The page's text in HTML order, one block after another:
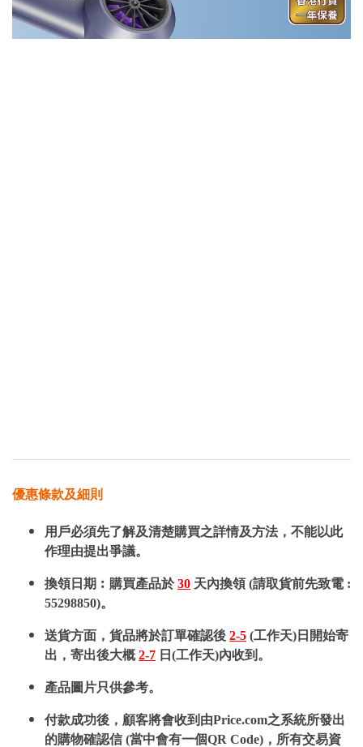
優惠條款及細則
用戶必須先了解及清楚購買之詳情及方法，不能以此
作理由提出爭議。
換領日期︰購買產品於30 天內換領 (請取貨前先致電 :
55298850)。
送貨方面，貨品將於訂單確認後 2-5 (工作天)日開始寄
出，寄出後大概2-7 日(工作天)內收到。
產品圖片只供參考。
付款成功後，顧客將會收到由Price.com之系統所發出
的購物確認信 (當中會有一個QR Code)，所有交易資